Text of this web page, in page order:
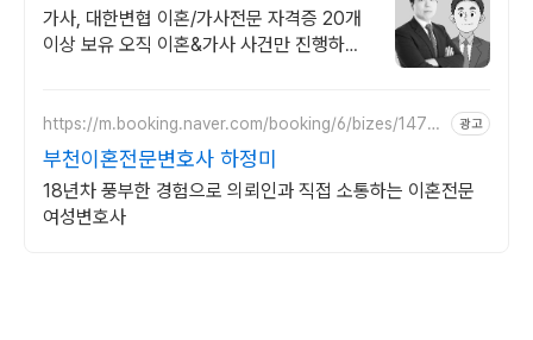
간 비밀상담
가사, 대한변협 이혼/가사전문 자격증 20개
이상 보유 오직 이혼&가사 사건만 진행하는
https://m.booking.naver.com/booking/6/bizes/1475
광고
부천이혼전문변호사 하정미
18년차 풍부한 경험으로 의뢰인과 직접 소통하는 이혼전문
여성변호사